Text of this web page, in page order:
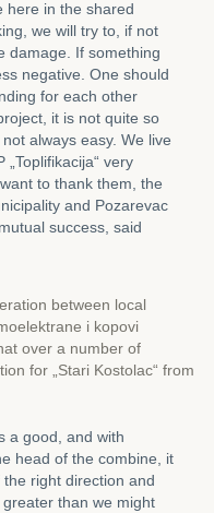
here in the shared
we will try to, if not
damage. If something
negative. One should
for each other
it is not quite so
always easy. We live
very
to thank them, the
and Pozarevac
success, said
between local
i kopovi
over a number of
for „Stari Kostolac“ from
a good, and with
head of the combine, it
right direction and
than we might